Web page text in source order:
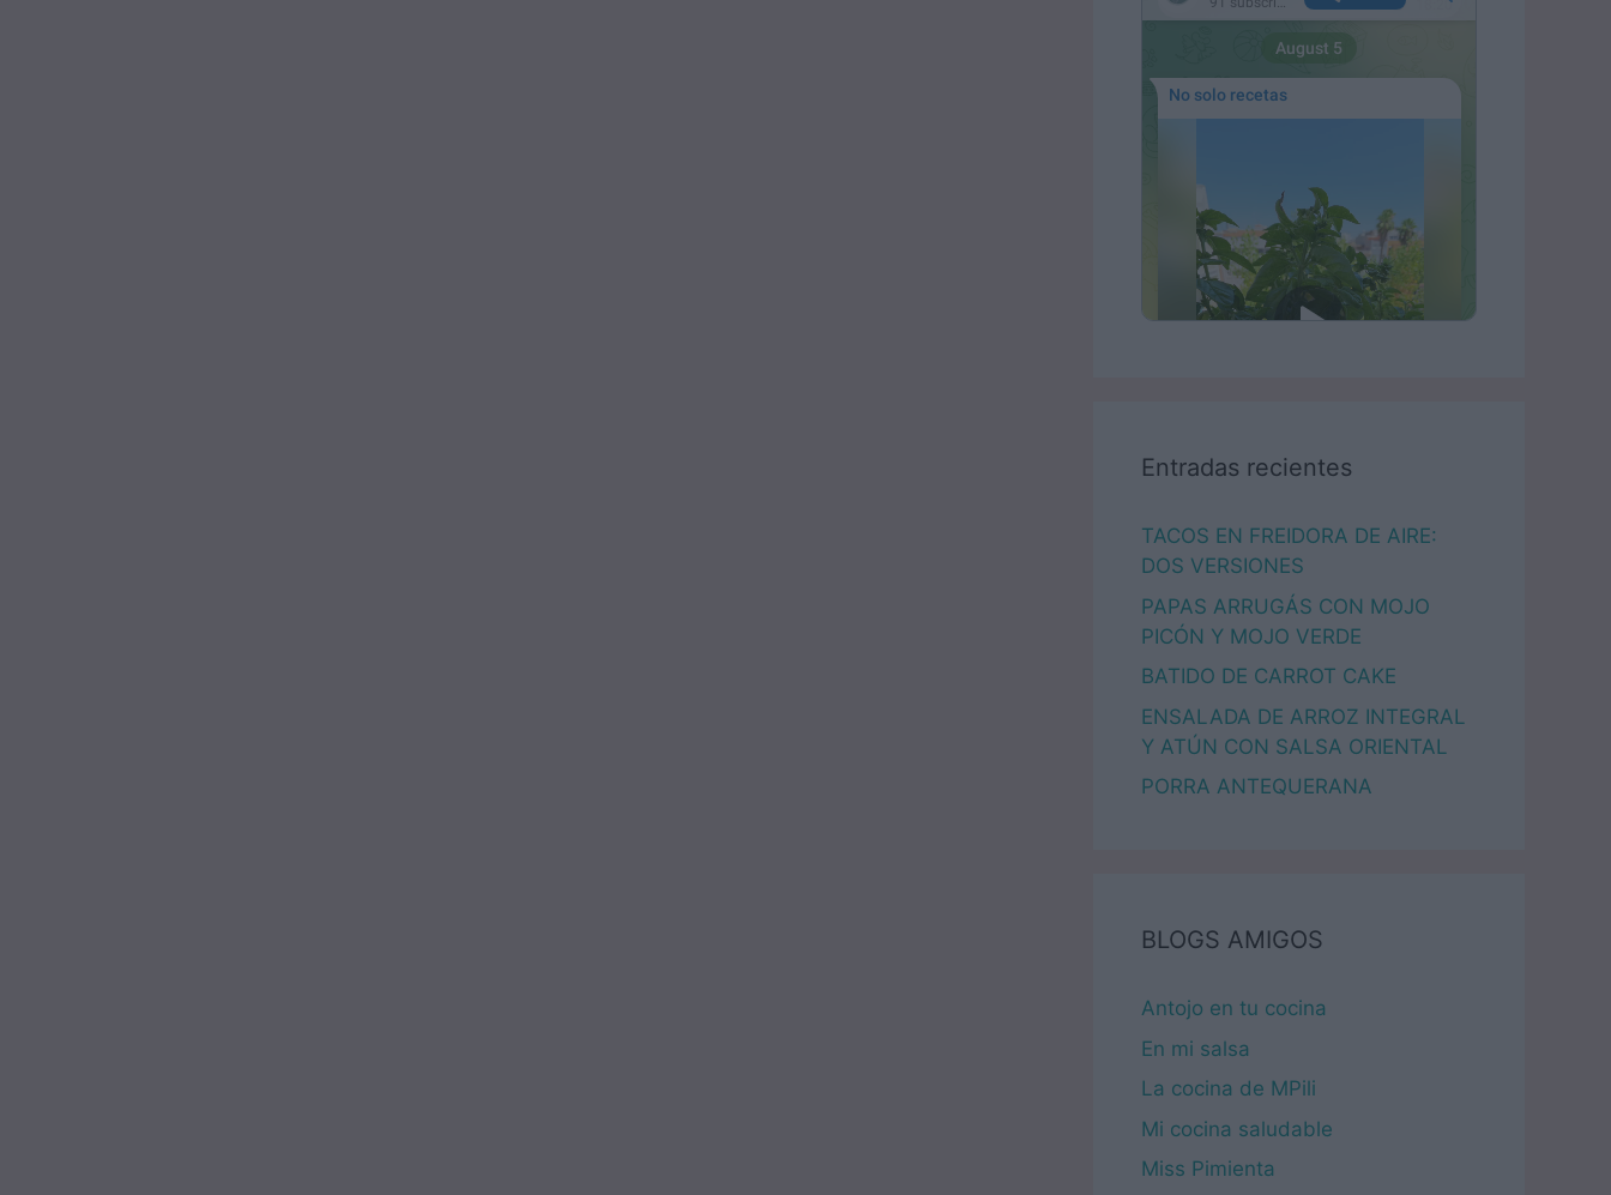
Entradas recientes
TACOS EN FREIDORA DE AIRE:
DOS VERSIONES
PAPAS ARRUGÁS CON MOJO
PICÓN Y MOJO VERDE
BATIDO DE CARROT CAKE
ENSALADA DE ARROZ INTEGRAL
Y ATÚN CON SALSA ORIENTAL
PORRA ANTEQUERANA
BLOGS AMIGOS
Antojo en tu cocina
En mi salsa
La cocina de MPili
Mi cocina saludable
Miss Pimienta